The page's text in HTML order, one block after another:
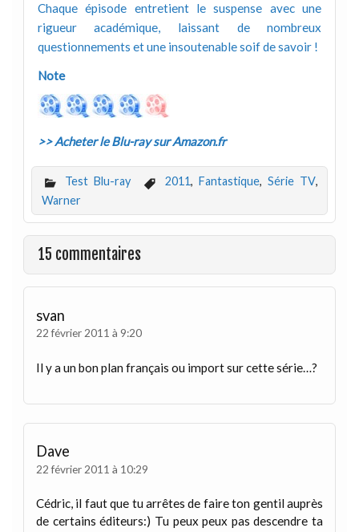
Chaque épisode entretient le suspense avec une
rigueur académique, laissant de nombreux
questionnements et une insoutenable soif de savoir !
Note
>> Acheter le Blu-ray sur Amazon.fr
Test Blu-ray 2011, Fantastique,Série TV,
Warner
15 commentaires
svan
22 février 2011 à 9:20
Il y a un bon plan français ou import sur cette série…?
Dave
22 février 2011 à 10:29
Cédric, il faut que tu arrêtes de faire ton gentil auprès
de certains éditeurs:) Tu peux peux pas descendre ta